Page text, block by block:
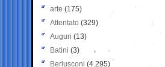
arte (175)
Attentato (329)
Auguri (13)
Batini (3)
Berlusconi (4.295)